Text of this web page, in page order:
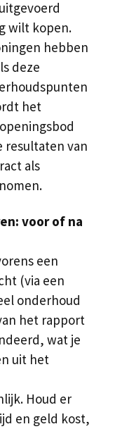
wilt kopen.
hebben
deze
het
resultaten van
als
voor of na
een
(via een
onderhoud
het rapport
wat je
uit het
Houd er
en geld kost,